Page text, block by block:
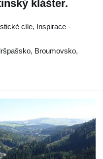
klášter.
cíle, Inspirace -
, Broumovsko,